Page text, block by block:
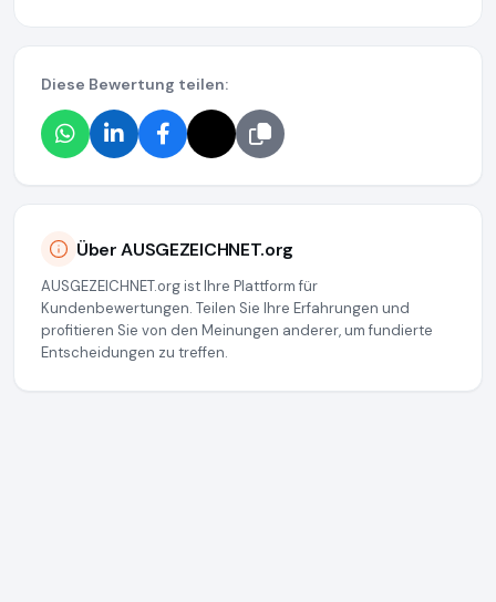
Diese Bewertung teilen:
Über AUSGEZEICHNET.org
AUSGEZEICHNET.org ist Ihre Plattform für
Kundenbewertungen. Teilen Sie Ihre Erfahrungen und
profitieren Sie von den Meinungen anderer, um fundierte
Entscheidungen zu treffen.